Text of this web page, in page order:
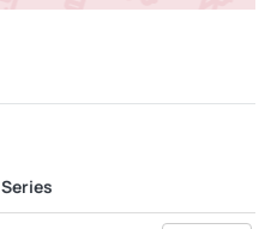
Series